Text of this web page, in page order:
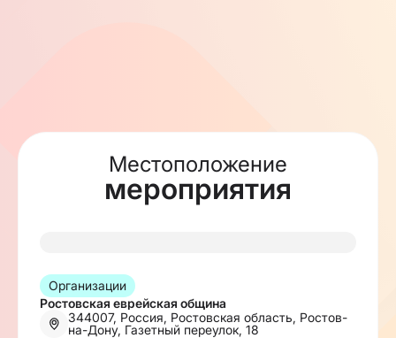
Местоположение
мероприятия
Организации
Ростовская еврейская община
344007, Россия, Ростовская область, Ростов-
на-Дону, Газетный переулок, 18